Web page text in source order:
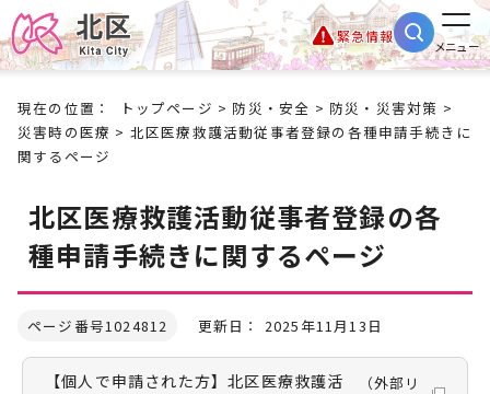
緊急情報
メニュー
現在の位置： トップページ > 防災・安全 > 防災・災害対策 >
災害時の医療 > 北区医療救護活動従事者登録の各種申請手続きに
関するページ
北区医療救護活動従事者登録の各
種申請手続きに関するページ
ページ番号1024812 更新日： 2025年11月13日
【個人で申請された方】北区医療救護活
（外部リ